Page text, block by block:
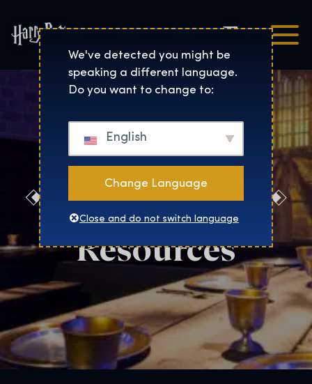
Harry Potter™: The
Čeština
Milan Press
Resources
We've detected you might be
speaking a different language.
Do you want to change to:
English
Change Language
Close and do not switch language